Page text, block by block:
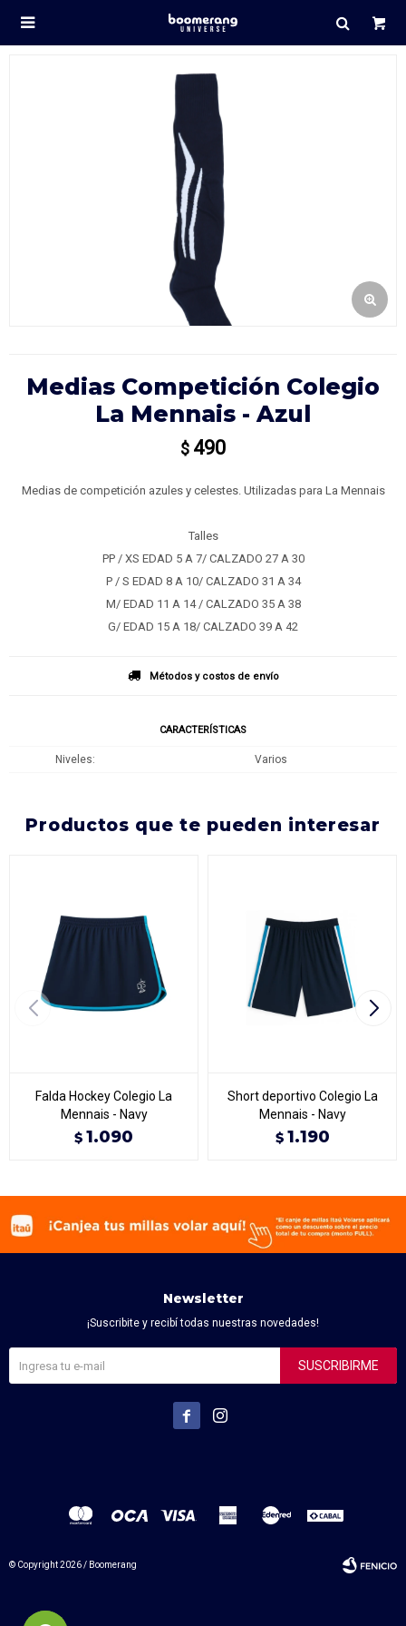

Medias Competición Colegio
La Mennais - Azul
$ 490
Medias de competición azules y celestes. Utilizadas para La Mennais
Talles
PP / XS EDAD 5 A 7/ CALZADO 27 A 30
P / S EDAD 8 A 10/ CALZADO 31 A 34
M/ EDAD 11 A 14 / CALZADO 35 A 38
G/ EDAD 15 A 18/ CALZADO 39 A 42
Métodos y costos de envío
CARACTERÍSTICAS
Niveles Varios
productos que te pueden interesar
Falda Hockey Colegio La
Mennais - Navy
$ 1.090
Short deportivo Colegio La
Mennais - Navy
$ 1.190
Newsletter
¡Suscribite y recibí todas nuestras novedades!
SUSCRIBIRME
 
© Copyright 2026 / Boomerang